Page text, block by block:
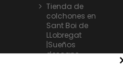
Tienda de
colchones en
Sant Boi de
LLobregat
|Sueños
descans